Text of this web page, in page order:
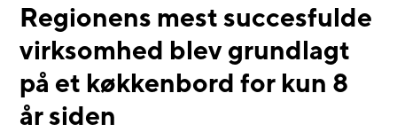
Regionens mest succesfulde
virksomhed blev grundlagt
på et køkkenbord for kun 8
år siden